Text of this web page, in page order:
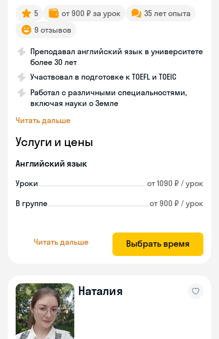
5 от 900 ₽ за урок
35 лет опыта
9 отзывов
Преподавал английский язык в университете
более 30 лет
Участвовал в подготовке к TOEFL и TOEIC
Работал с различными специальностями,
включая науки о Земле
Читать дальше
Услуги и цены
Английский язык
Уроки от 1090 ₽ / урок
В группе от 900 ₽ / урок
Читать дальше Выбрать время
Наталия